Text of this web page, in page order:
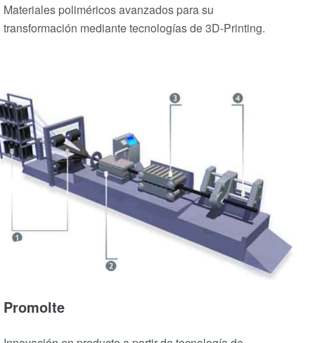
Materiales poliméricos avanzados para su
transformación mediante tecnologías de 3D-Printing.
Promolte